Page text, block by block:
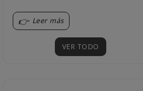
Leer más
VER TODO